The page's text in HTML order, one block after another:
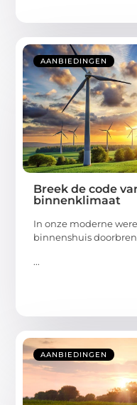
AANBIEDINGEN
Breek de code
binnenklimaat
In onze moderne
binnenshuis
...
AANBIEDINGEN